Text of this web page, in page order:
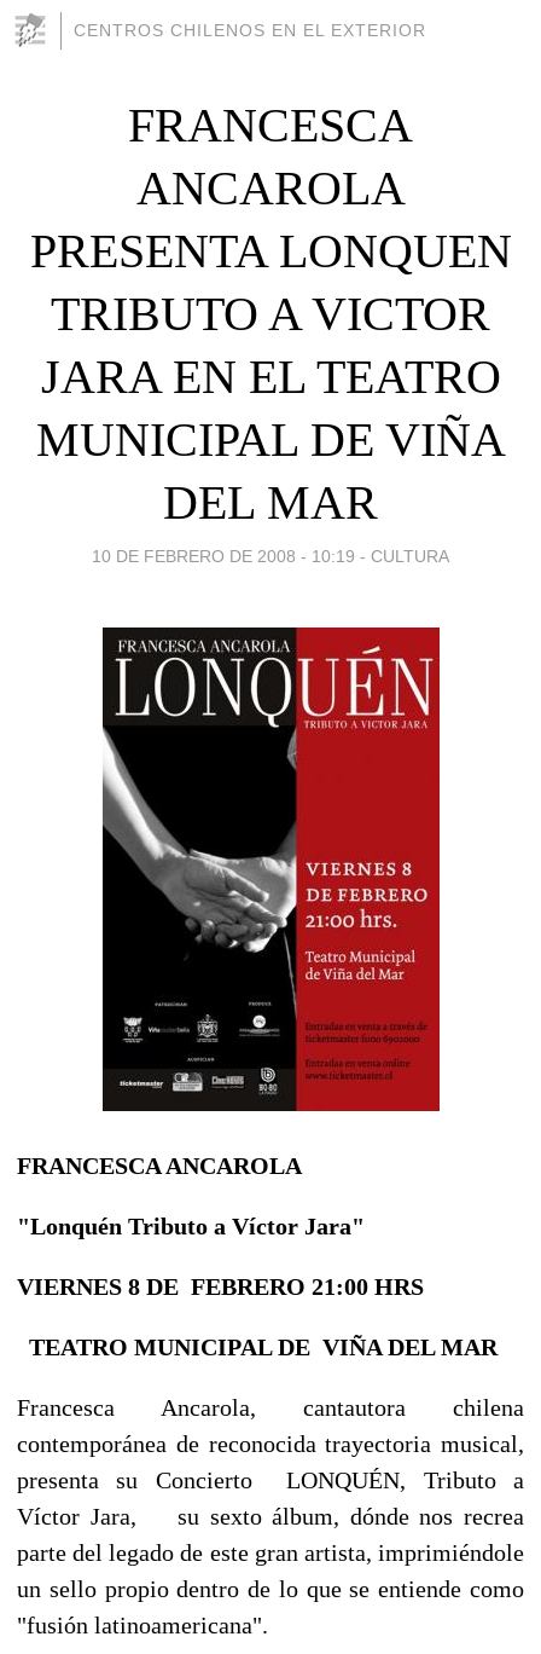
CENTROS CHILENOS EN EL EXTERIOR
FRANCESCA
ANCAROLA
PRESENTA LONQUEN
TRIBUTO A VICTOR
JARA EN EL TEATRO
MUNICIPAL DE VIÑA
DEL MAR
10 DE FEBRERO DE 2008 - 10:19 - CULTURA
FRANCESCA ANCAROLA
"Lonquén Tributo a Víctor Jara"
VIERNES 8 DE FEBRERO 21:00 HRS
TEATRO MUNICIPAL DE VIÑA DEL MAR
Francesca Ancarola, cantautora chilena
contemporánea de reconocida trayectoria musical,
presenta su Concierto LONQUÉN, Tributo a
Víctor Jara, su sexto álbum, dónde nos recrea
parte del legado de este gran artista, imprimiéndole
un sello propio dentro de lo que se entiende como
"fusión latinoamericana".